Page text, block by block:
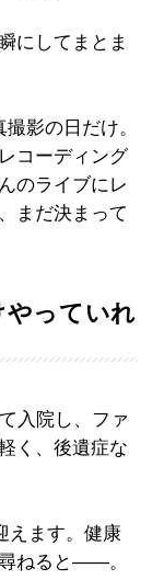
にしてまとま
影の日だけ。
コーディング
のライブにレ
まだ決まって
やっていれ
入院し、ファ
く、後遺症な
えます。健康
ねると――。